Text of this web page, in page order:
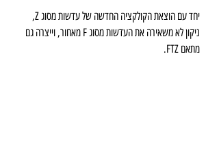
יחד עם הוצאת הקולקציה החדשה של עדשות מסוג Z,
ניקון לא משאירה את העדשות מסוג F מאחור, וייצרה גם
מתאם FTZ.